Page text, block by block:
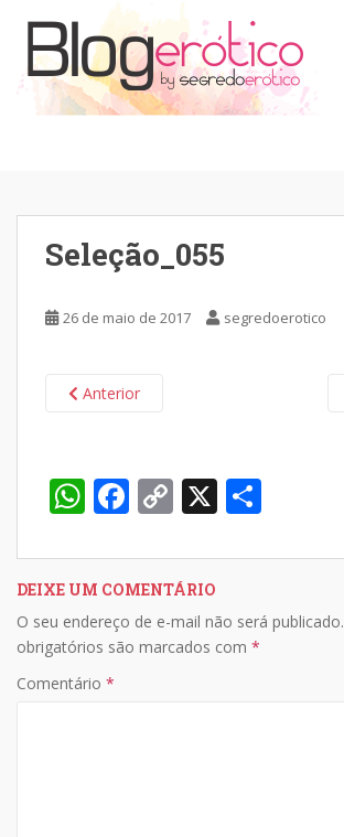
Seleção_055
26 de maio de 2017 segredoerotico
Anterior
W
at
s
A
p
F
e
b
o
C
p
y
Li
X
ar
DEIXE UM COMENTÁRIO
O seu endereço de e-mail não será publicado.
obrigatórios são marcados com *
Comentário *